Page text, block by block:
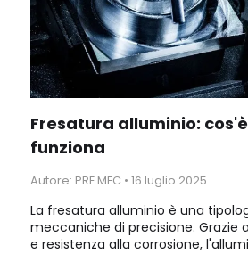
Fresatura alluminio:
funziona
Autore: PRE MEC • 16 luglio 2025
La fresatura alluminio è una
meccaniche di precisione. Grazie
e resistenza alla corrosione,